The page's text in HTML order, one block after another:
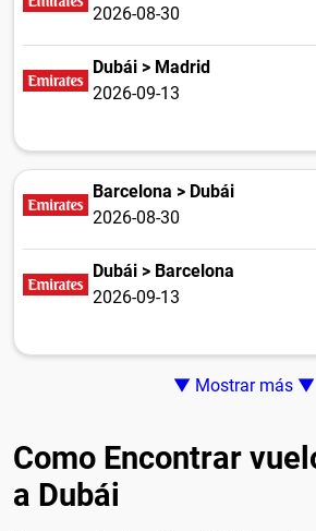
2026-08-30
Dubái > Madrid
2026-09-13
Barcelona > Dubái
2026-08-30
Dubái > Barcelona
2026-09-13
▼ Mostrar más ▼
Como Encontrar
a Dubái